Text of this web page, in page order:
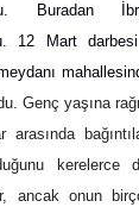
Buradan
12 Mart
Genç yaşına
arasında
kerelerce
ancak onun